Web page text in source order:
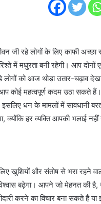
जी रहे लोगों के लिए काफी
में मधुरता बनी रहेगी। आप
लोगों को आज थोड़ा उतार-चढ़ाव
कोई महत्वपूर्ण कदम उठा सकते
इसलिए धन के मामलों में सावधानी
क्योंकि हर व्यक्ति आपकी भलाई
खुशियों और संतोष से भरा रहने
बढ़ेगा। आपने जो मेहनत की है,
करने का विचार बना सकते हैं